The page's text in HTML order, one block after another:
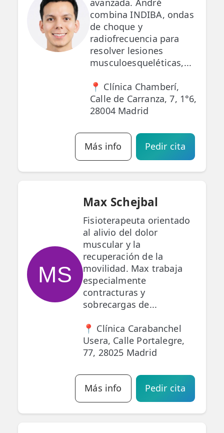
avanzada. André
combina INDIBA, ondas
de choque y
radiofrecuencia para
resolver lesiones
musculoesqueléticas,...
📍 Clínica Chamberí,
Calle de Carranza, 7, 1°6,
28004 Madrid
Más info Pedir cita
MS
Max Schejbal
Fisioterapeuta orientado
al alivio del dolor
muscular y la
recuperación de la
movilidad. Max trabaja
especialmente
contracturas y
sobrecargas de...
📍 Clínica Carabanchel
Usera, Calle Portalegre,
77, 28025 Madrid
Más info Pedir cita